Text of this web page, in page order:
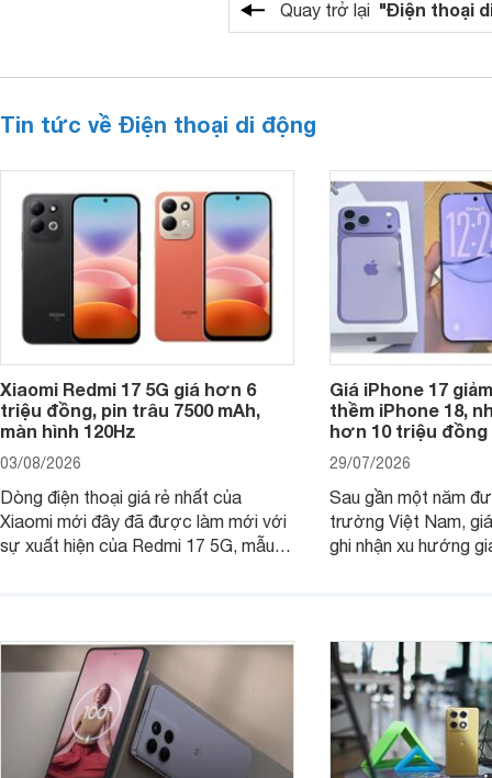
Quay trở lại "Điện thoại
Tin tức về Điện thoại di động
Xiaomi Redmi 17 5G giá hơn 6
triệu đồng, pin trâu 7500 mAh,
màn hình 120Hz
03/08/2026
Dòng điện thoại giá rẻ nhất của
Xiaomi mới đây đã được làm mới với
sự xuất hiện của Redmi 17 5G, mẫu
Giá iPhone 17
thềm iPhone 18,
hơn 10 triệu đồng
29/07/2026
Sau gần một năm
trường Việt Nam,
ghi nhận xu hướng